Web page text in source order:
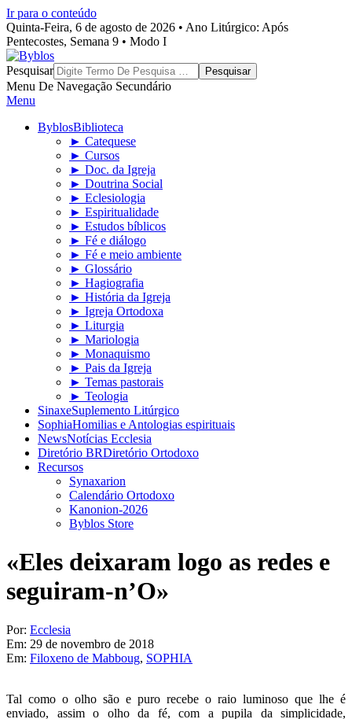
Ir para o conteúdo
Quinta-Feira, 6 de agosto de 2026 • Ano Litúrgico: Após
Pentecostes, Semana 9 • Modo I
Byblos
Pesquisar
Menu De Navegação Secundário
Menu
ByblosBiblioteca
► Catequese
► Cursos
► Doc. da Igreja
► Doutrina Social
► Eclesiologia
► Espiritualidade
► Estudos bíblicos
► Fé e diálogo
► Fé e meio ambiente
► Glossário
► Hagiografia
► História da Igreja
► Igreja Ortodoxa
► Liturgia
► Mariologia
► Monaquismo
► Pais da Igreja
► Temas pastorais
► Teologia
SinaxeSuplemento Litúrgico
SophiaHomilias e Antologias espirituais
NewsNotícias Ecclesia
Diretório BRDiretório Ortodoxo
Recursos
Synaxarion
Calendário Ortodoxo
Kanonion-2026
Byblos Store
«Eles deixaram logo as redes e
seguiram-n’O»
Por: Ecclesia
Em: 29 de novembro de 2018
Em: Filoxeno de Mabboug, SOPHIA
Tal como o olho são e puro recebe o raio luminoso que lhe é
enviado, assim o olho da fé, com a pupila da simplicidade,